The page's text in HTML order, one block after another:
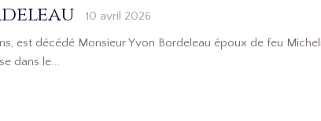
10 avril 2026
est décédé Monsieur Yvon Bordeleau époux de feu
dans le...